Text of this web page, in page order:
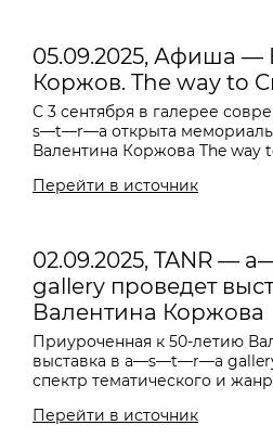
05.09.2025, Афиша —
Коржов. The way to
С 3 сентября в галерее
s—t—r—a открыта
Валентина Коржова The way
Перейти в источник
02.09.2025, TANR —
gallery проведет
Валентина Коржова
Приуроченная к 50-летию
выставка в a—s—t—r—a
спектр тематического и
Перейти в источник